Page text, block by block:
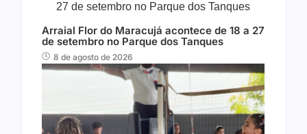
Arraial Flor do Maracujá acontece de 18 a 27
de setembro no Parque dos Tanques
8 de agosto de 2026